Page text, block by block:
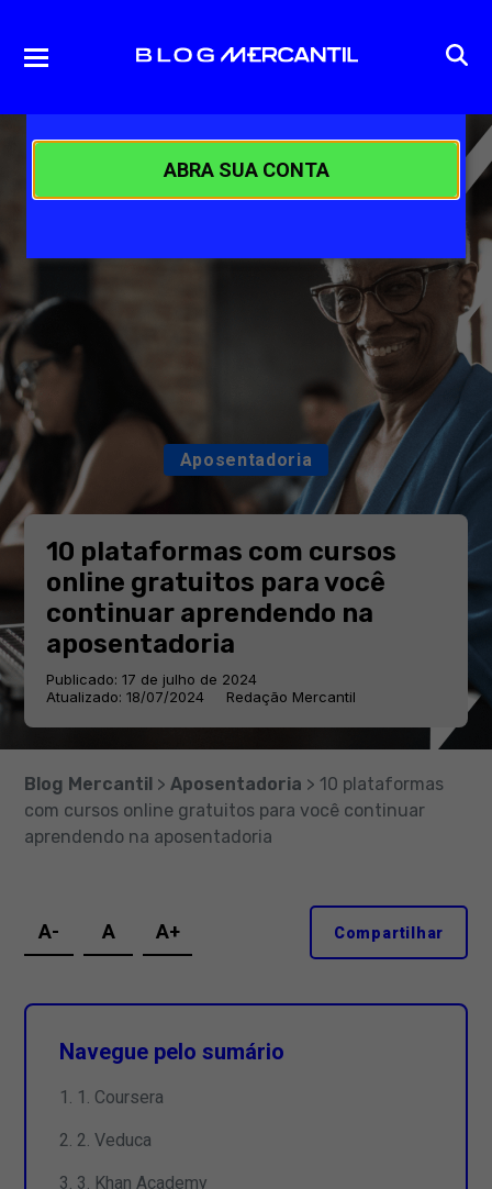
ABRA SUA CONTA
Aposentadoria
10 plataformas com cursos
online gratuitos para você
continuar aprendendo na
aposentadoria
Publicado: 17 de julho de 2024
Atualizado: 18/07/2024
Redação Mercantil
Blog Mercantil >Aposentadoria > 10 plataformas
com cursos online gratuitos para você continuar
aprendendo na aposentadoria
A- A A+ Compartilhar
Navegue pelo sumário
1. Coursera
2. Veduca
3. Khan Academy